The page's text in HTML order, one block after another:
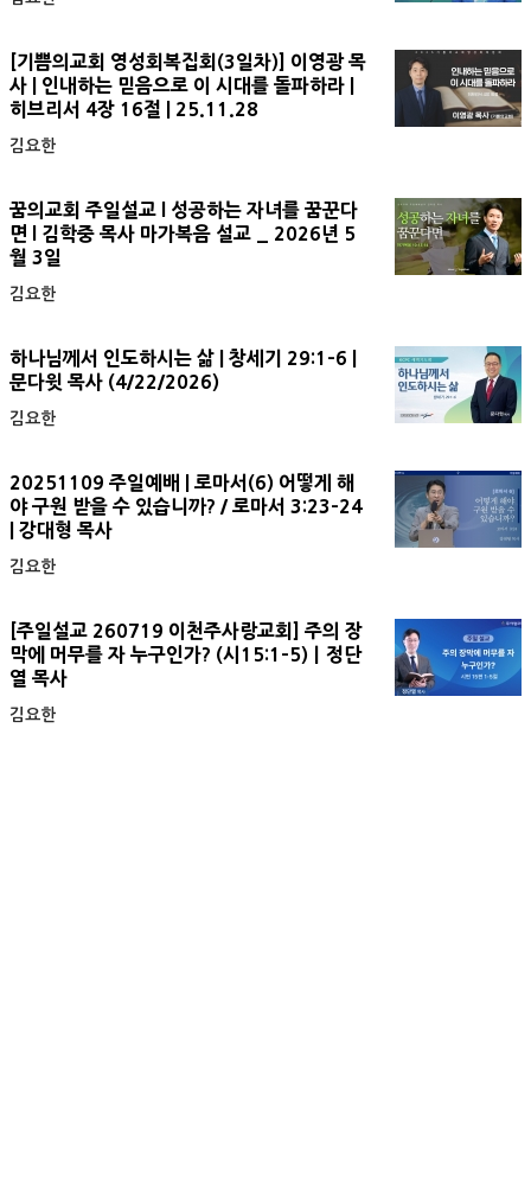
[기쁨의교회 영성회복집회(3일차)] 이영광 목
사 | 인내하는 믿음으로 이 시대를 돌파하라 |
히브리서 4장 16절 | 25.11.28
김요한
꿈의교회 주일설교 l 성공하는 자녀를 꿈꾼다
면 l 김학중 목사 마가복음 설교 _ 2026년 5
월 3일
김요한
하나님께서 인도하시는 삶 | 창세기 29:1-6 |
문다윗 목사 (4/22/2026)
김요한
20251109 주일예배 | 로마서(6) 어떻게 해
야 구원 받을 수 있습니까? / 로마서 3:23-24
| 강대형 목사
김요한
[주일설교 260719 이천주사랑교회] 주의 장
막에 머무를 자 누구인가? (시15:1-5)ㅣ정단
열 목사
김요한